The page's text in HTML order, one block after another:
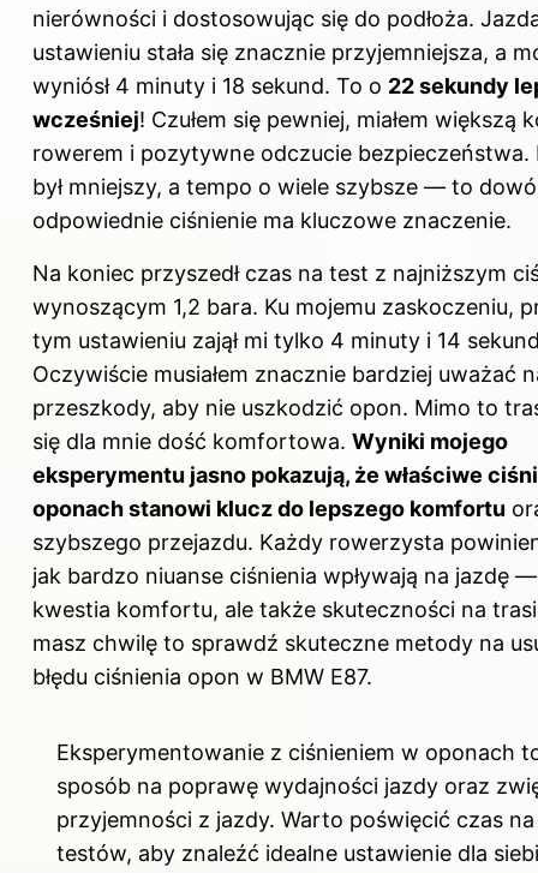
nierówności i dostosowując się do podłoża.
ustawieniu stała się znacznie przyjemniejsza, a
wyniósł 4 minuty i 18 sekund. To o 22 sekundy
wcześniej! Czułem się pewniej, miałem większą
rowerem i pozytywne odczucie bezpieczeństwa.
był mniejszy, a tempo o wiele szybsze — to
odpowiednie ciśnienie ma kluczowe znaczenie.
Na koniec przyszedł czas na test z najniższym
wynoszącym 1,2 bara. Ku mojemu zaskoczeniu,
tym ustawieniu zajął mi tylko 4 minuty i 14
Oczywiście musiałem znacznie bardziej uważać
przeszkody, aby nie uszkodzić opon. Mimo to
się dla mnie dość komfortowa. Wyniki mojego
eksperymentu jasno pokazują, że właściwe
oponach stanowi klucz do lepszego komfortu
szybszego przejazdu. Każdy rowerzysta
jak bardzo niuanse ciśnienia wpływają na jazdę
kwestia komfortu, ale także skuteczności na
masz chwilę to sprawdź skuteczne metody na
błędu ciśnienia opon w BMW E87.
Eksperymentowanie z ciśnieniem w oponach
sposób na poprawę wydajności jazdy oraz
przyjemności z jazdy. Warto poświęcić czas
testów, aby znaleźć idealne ustawienie dla